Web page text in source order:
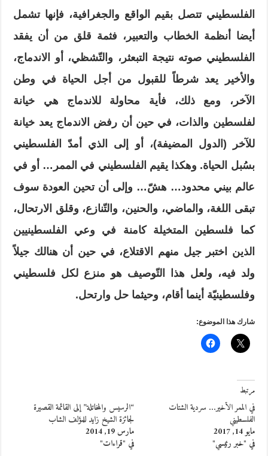
الفلسطيني تتصل بقيم الواقع والجغرافية، فإنها تشمل
أيضا أنظمة الخطاب والتعبير، فثمة قلق من أن يفقد
الفلسطيني صوته نتيجة التبعثر، والتّشظي، أو الاندماج،
والأخير يعد شرطاً للقبول من أجل الحياة في وطن
الآخر، ومع ذلك، فأية محاولة للاندماج هي خيانة
لفلسطين والذات، في حين أن رفض الاندماج يعد خيانة
للآخر (الدول المضيفة)، أو إلى الذي أمدّ الفلسطيني
بسُبل الحياة. وهكذا يقيم الفلسطيني في الممر… أو في
عالم بيني محدود… هشّ… وإلى أن تحين العودة سوف
تبقى اللغة، والماضي، والحنين، والتّنازع، وقلق الارتحال،
كما فلسطين المتخيلة كامنة في وعي الفلسطينيين
الذين اختبر جيل منهم الاقتلاع، في حين أن هنالك جيلاً
ولد فيه، ولعل هذا التّوصيف هو منزع لكل فلسطيني
وفلسطينيّة أينما أقام، وحيثما حل وارتحل.
شارك هذا الموضوع:
مرتبط
في الممر الأخير… سردية الشتات
الفلسطيني
مايو 14, 2017
في "خبر رئيسي"
“الرسيس والمخاتلة” إلى القائمة القصيرة
لجائزة الشيخ زايد للمؤلف الشاب
مارس 19, 2014
في "قراءات"